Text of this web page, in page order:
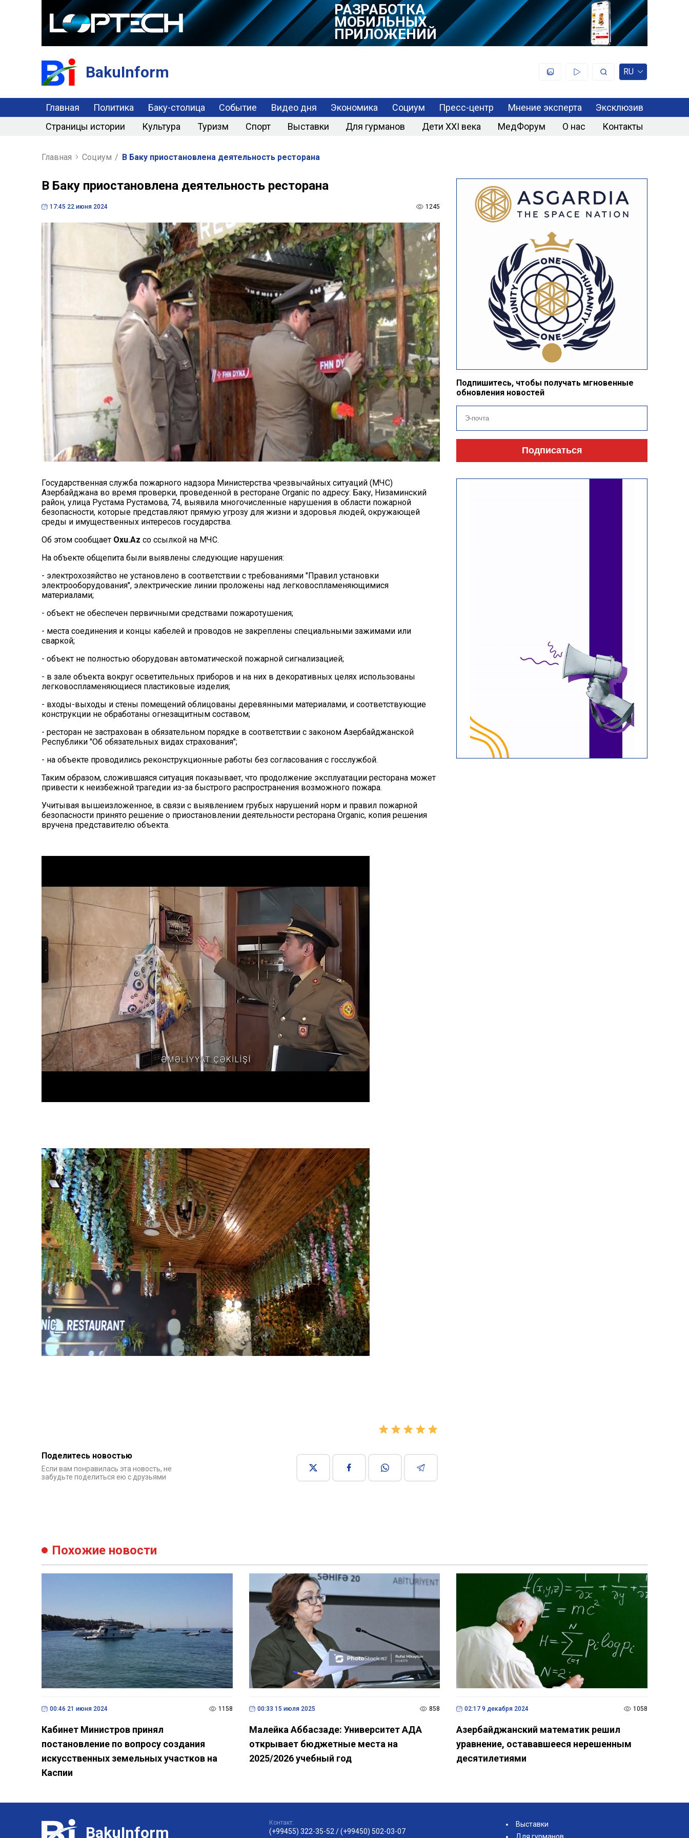
РАЗРАБОТКА
МОБИЛЬНЫХ
ПРИЛОЖЕНИЙ
BakuInform RU
Главная Политика Баку-столица Событие Видео дня Экономика Социум Пресс-центр Мнение эксперта
Эксклюзив
Страницы истории
Культура Туризм Спорт Выставки Для гурманов Дети XXI века МедФорум О нас Контакты
Главная Социум / В Баку приостановлена деятельность ресторана
В Баку приостановлена деятельность ресторана
17:45 22 июня 2024 1245
Государственная служба пожарного надзора Министерства чрезвычайных ситуаций (МЧС)
Азербайджана во время проверки, проведенной в ресторане Organic по адресу: Баку, Низаминский
район, улица Рустама Рустамова, 74, выявила многочисленные нарушения в области пожарной
безопасности, которые представляют прямую угрозу для жизни и здоровья людей, окружающей
среды и имущественных интересов государства.
Об этом сообщает Oxu.Az со ссылкой на МЧС.
На объекте общепита были выявлены следующие нарушения:
- электрохозяйство не установлено в соответствии с требованиями "Правил установки
электрооборудования", электрические линии проложены над легковоспламеняющимися
материалами;
- объект не обеспечен первичными средствами пожаротушения;
- места соединения и концы кабелей и проводов не закреплены специальными зажимами или
сваркой;
- объект не полностью оборудован автоматической пожарной сигнализацией;
- в зале объекта вокруг осветительных приборов и на них в декоративных целях использованы
легковоспламеняющиеся пластиковые изделия;
- входы-выходы и стены помещений облицованы деревянными материалами, и соответствующие
конструкции не обработаны огнезащитным составом;
- ресторан не застрахован в обязательном порядке в соответствии с законом Азербайджанской
Республики "Об обязательных видах страхования";
- на объекте проводились реконструкционные работы без согласования с госслужбой.
Таким образом, сложившаяся ситуация показывает, что продолжение эксплуатации ресторана может
привести к неизбежной трагедии из-за быстрого распространения возможного пожара.
Учитывая вышеизложенное, в связи с выявлением грубых нарушений норм и правил пожарной
безопасности принято решение о приостановлении деятельности ресторана Organic, копия решения
вручена представителю объекта.
Поделитесь новостью
Если вам понравилась эта новость, не
забудьте поделиться ею с друзьями
Подпишитесь, чтобы получать мгновенные
обновления новостей
Подписаться
Похожие новости
00:46 21 июня 2024 1158
Кабинет Министров принял
постановление по вопросу создания
искусственных земельных участков на
Каспии
00:33 15 июля 2025 858
Малейка Аббасзаде: Университет AДA
открывает бюджетные места на
2025/2026 учебный год
02:17 9 декабря 2024 1058
Азербайджанский математик решил
уравнение, остававшееся нерешенным
десятилетиями
BakuInform
Контакт:
(+99455) 322-35-52 /(+99450) 502-03-07
Выставки
Для гурманов